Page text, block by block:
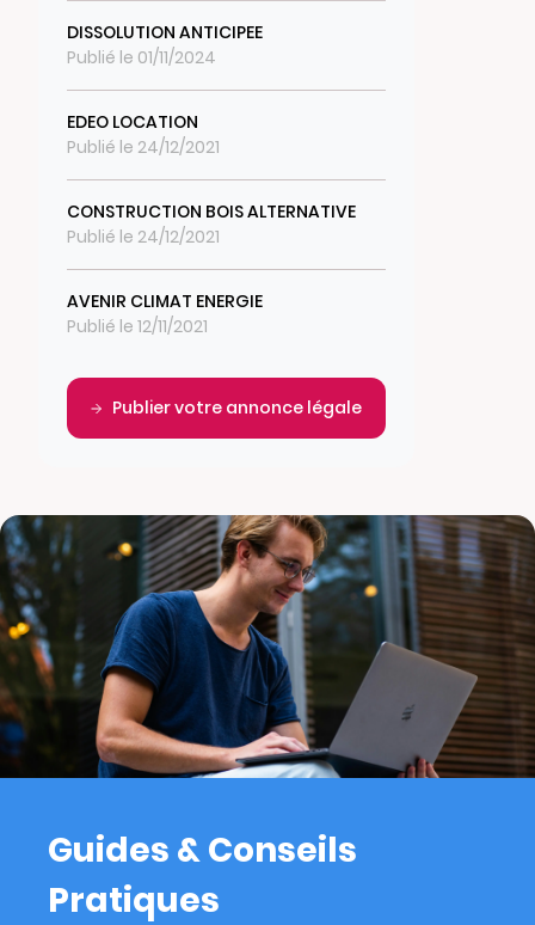
DISSOLUTION ANTICIPEE
Publié le 01/11/2024
EDEO LOCATION
Publié le 24/12/2021
CONSTRUCTION BOIS ALTERNATIVE
Publié le 24/12/2021
AVENIR CLIMAT ENERGIE
Publié le 12/11/2021
Publier votre annonce légale
Guides & Conseils
Pratiques